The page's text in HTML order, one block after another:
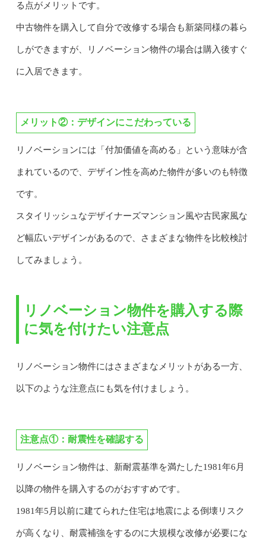
る点がメリットです。
中古物件を購入して自分で改修する場合も新築同様の暮ら
しができますが、リノベーション物件の場合は購入後すぐ
に入居できます。
メリット②：デザインにこだわっている
リノベーションには「付加価値を高める」という意味が含
まれているので、デザイン性を高めた物件が多いのも特徴
です。
スタイリッシュなデザイナーズマンション風や古民家風な
ど幅広いデザインがあるので、さまざまな物件を比較検討
してみましょう。
リノベーション物件を購入する際
に気を付けたい注意点
リノベーション物件にはさまざまなメリットがある一方、
以下のような注意点にも気を付けましょう。
注意点①：耐震性を確認する
リノベーション物件は、新耐震基準を満たした1981年6月
以降の物件を購入するのがおすすめです。
1981年5月以前に建てられた住宅は地震による倒壊リスク
が高くなり、耐震補強をするのに大規模な改修が必要にな